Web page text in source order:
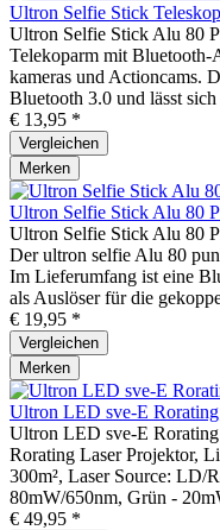
Ultron Selfie Stick
Ultron Selfie Stick Alu 80
Telekoparm mit Bluetooth-
kameras und Actioncams.
Bluetooth 3.0 und lässt
€ 13,95 *
Vergleichen
Merken
Ultron Selfie Stick Alu 80
Ultron Selfie Stick Alu 80
Der ultron selfie Alu 80
Im Lieferumfang ist eine
als Auslöser für die
€ 19,95 *
Vergleichen
Merken
Ultron LED sve-E
Ultron LED sve-E
Rorating Laser Projektor,
300m², Laser Source: LD/
80mW/650nm, Grün -
€ 49,95 *